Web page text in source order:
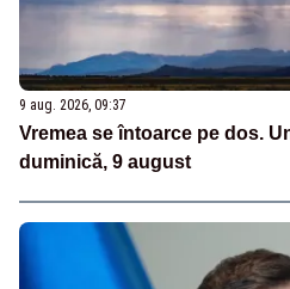
9 aug. 2026, 09:37
Vremea se întoarce pe dos.
duminică, 9 august